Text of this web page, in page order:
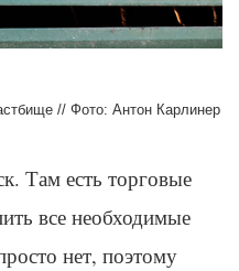
// Фото: Антон Карлинер
Там есть торговые
все необходимые
нет, поэтому